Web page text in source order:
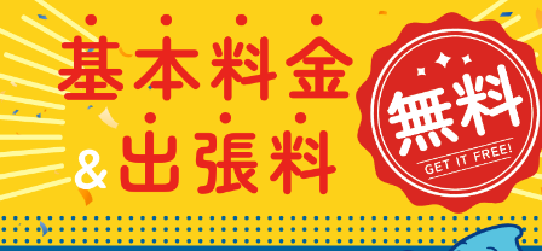
合
わ
せ
は
こ
ち
ら
本
料
金
&
出
張
料
無
料
漏
れ
や
詰
ま
り
、
水
の
ラ
6
日
年
中
無
休
で
お
話